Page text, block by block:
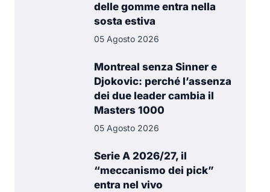
delle gomme entra nella
sosta estiva
05 Agosto 2026
Montreal senza Sinner e
Djokovic: perché l’assenza
dei due leader cambia il
Masters 1000
05 Agosto 2026
Serie A 2026/27, il
“meccanismo dei pick”
entra nel vivo